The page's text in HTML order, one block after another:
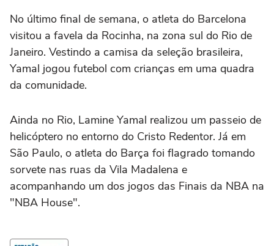
No último final de semana, o atleta do Barcelona
visitou a favela da Rocinha, na zona sul do Rio de
Janeiro. Vestindo a camisa da seleção brasileira,
Yamal jogou futebol com crianças em uma quadra
da comunidade.
Ainda no Rio, Lamine Yamal realizou um passeio de
helicóptero no entorno do Cristo Redentor. Já em
São Paulo, o atleta do Barça foi flagrado tomando
sorvete nas ruas da Vila Madalena e
acompanhando um dos jogos das Finais da NBA na
"NBA House".